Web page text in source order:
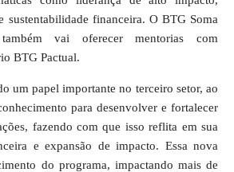
sustentabilidade financeira. O BTG Soma
também vai oferecer mentorias com
BTG Pactual.
um papel importante no terceiro setor, ao
para desenvolver e fortalecer
fazendo com que isso reflita em sua
e expansão de impacto. Essa nova
do programa, impactando mais de